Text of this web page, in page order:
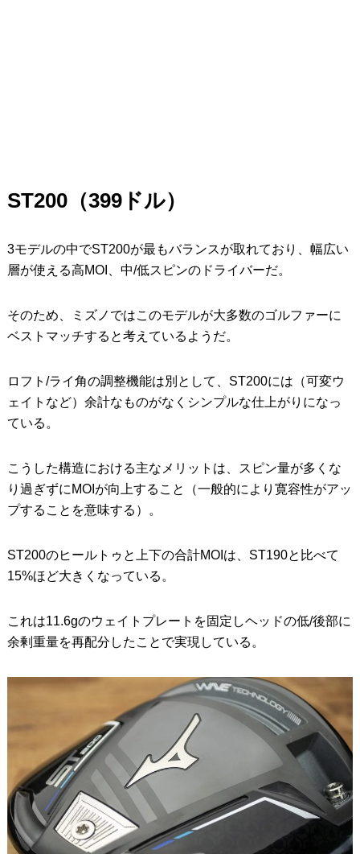
ST200（399ドル）
3モデルの中でST200が最もバランスが取れており、幅広い
層が使える高MOI、中/低スピンのドライバーだ。
そのため、ミズノではこのモデルが大多数のゴルファーに
ベストマッチすると考えているようだ。
ロフト/ライ角の調整機能は別として、ST200には（可変ウ
ェイトなど）余計なものがなくシンプルな仕上がりになっ
ている。
こうした構造における主なメリットは、スピン量が多くな
り過ぎずにMOIが向上すること（一般的により寛容性がアッ
プすることを意味する）。
ST200のヒールトゥと上下の合計MOIは、ST190と比べて
15%ほど大きくなっている。
これは11.6gのウェイトプレートを固定しヘッドの低/後部に
余剰重量を再配分したことで実現している。